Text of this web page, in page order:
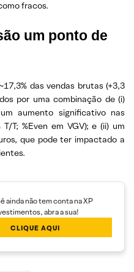
fracos.
um ponto de
das vendas brutas (+3,3
por uma combinação de (i)
aumento significativo nas
T; %Even em VGV); e (ii) um
que pode ter impactado a
ainda não tem conta na XP
abra a sua!
CLIQUE AQUI